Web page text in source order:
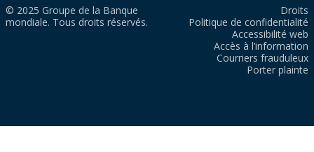
© 2025 Groupe de la Banque
mondiale. Tous droits réservés.
Droits
Politique de confidentialité
Accessibilité web
Accès à l’information
Courriers frauduleux
Porter plainte